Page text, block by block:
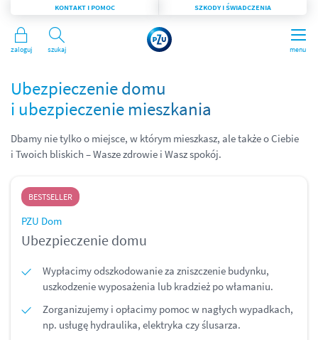
menu
Szukaj
KONTAKT I POMOC SZKODY I ŚWIADCZENIA
Zaloguj
Ubezpieczenie domu
i ubezpieczenie mieszkania
Dbamy nie tylko o miejsce, w którym mieszkasz, ale także o Ciebie
i Twoich bliskich – Wasze zdrowie i Wasz spokój.
BESTSELLER
PZU Dom
Ubezpieczenie domu
Wypłacimy odszkodowanie za zniszczenie budynku,
uszkodzenie wyposażenia lub kradzież po włamaniu.
Zorganizujemy i opłacimy pomoc w nagłych wypadkach,
np. usługę hydraulika, elektryka czy ślusarza.